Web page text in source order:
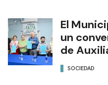
El
un
de
SOCIEDAD